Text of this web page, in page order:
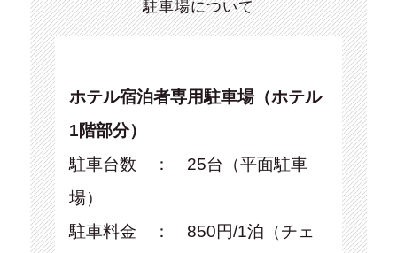
駐車場について
ホテル宿泊者専用駐車場（ホテル
1階部分）
駐車台数 ： 25台（平面駐車
場）
駐車料金 ： 850円/1泊（チェ